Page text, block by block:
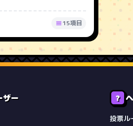
15項目
ザー ❓
投票ル